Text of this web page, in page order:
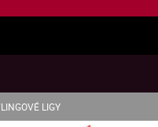
LIGY